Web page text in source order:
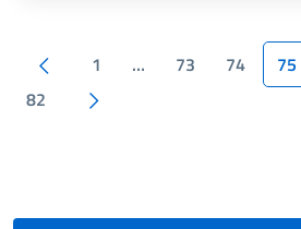
Sideinddeling
Forrige side
1 … 73 74 75
82